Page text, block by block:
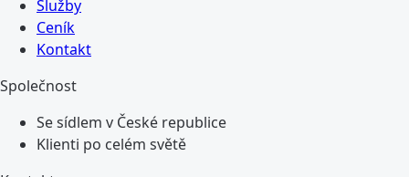
Služby
Ceník
Kontakt
Společnost
Se sídlem v České republice
Klienti po celém světě